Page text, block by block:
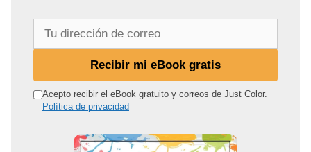
r
Recibir mi eBook gratis
Acepto recibir el eBook gratuito y correos de Just Color.
Política de privacidad